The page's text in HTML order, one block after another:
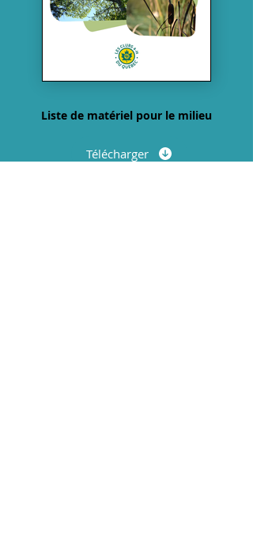
Liste de matériel pour le milieu
Télécharger